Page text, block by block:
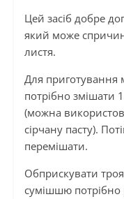
Цей засіб добре
який може
листя.
Для приготування
потрібно змішати
(можна
сірчану пасту).
перемішати.
Обприскувати
сумішшю потрібно